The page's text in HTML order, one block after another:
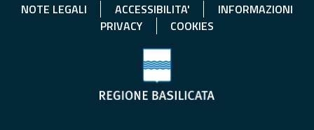
NOTE LEGALI ACCESSIBILITA'
INFORMAZIONI
PRIVACY
COOKIES